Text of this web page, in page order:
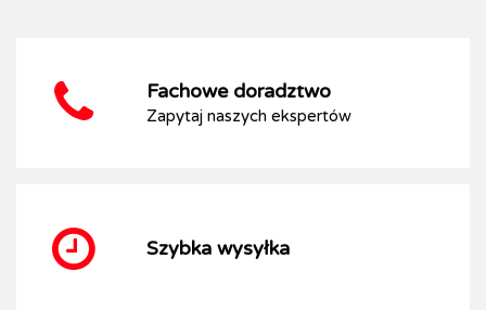
Fachowe doradztwo
Zapytaj naszych ekspertów
Szybka wysyłka